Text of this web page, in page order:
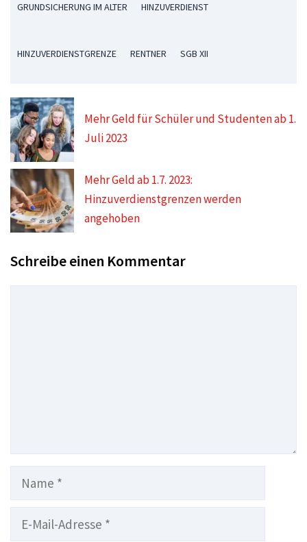
GRUNDSICHERUNG IM ALTER HINZUVERDIENST
HINZUVERDIENSTGRENZE RENTNER SGB XII
Mehr Geld für Schüler und Studenten ab 1.
Juli 2023
Mehr Geld ab 1.7. 2023:
Hinzuverdienstgrenzen werden
angehoben
Schreibe einen Kommentar
Name